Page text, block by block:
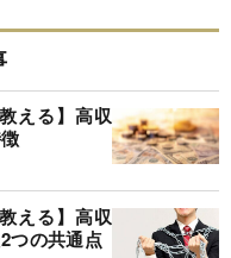
える】高収
える】高収
つの共通点